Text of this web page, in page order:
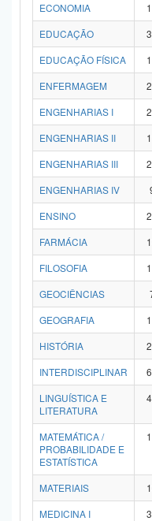
ECONOMIA
EDUCAÇÃO
EDUCAÇÃO FÍSICA
ENFERMAGEM
ENGENHARIAS I
ENGENHARIAS II
ENGENHARIAS III
ENGENHARIAS IV
ENSINO
FARMÁCIA
FILOSOFIA
GEOCIÊNCIAS
GEOGRAFIA
HISTÓRIA
INTERDISCIPLINAR
LINGUÍSTICA E
LITERATURA
MATEMÁTICA /
PROBABILIDADE E
ESTATÍSTICA
MATERIAIS
MEDICINA I